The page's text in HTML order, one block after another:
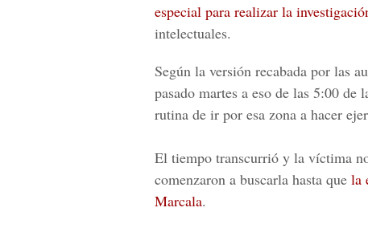
especial para realizar la
intelectuales.
Según la versión recabada por las
pasado martes a eso de las 5:00
rutina de ir por esa zona a hacer
El tiempo transcurrió y la víctima
comenzaron a buscarla hasta que la
Marcala.